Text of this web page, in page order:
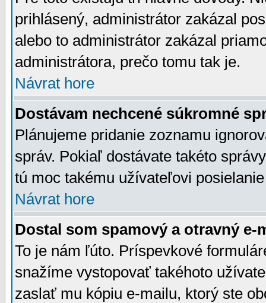
prihlásený, administrátor zakázal
alebo to administrátor zakázal
administrátora, prečo tomu tak je.
Návrat hore
Dostávam nechcené súkromné
Plánujeme pridanie zoznamu
správ. Pokiaľ dostávate takéto
tú moc takému užívateľovi
Návrat hore
Dostal som spamový a otravný e-
To je nám ľúto. Príspevkové
snažíme vystopovať takéhoto
zaslať mu kópiu e-mailu, ktorý ste